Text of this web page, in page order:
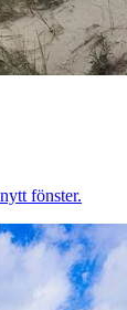
fönster.